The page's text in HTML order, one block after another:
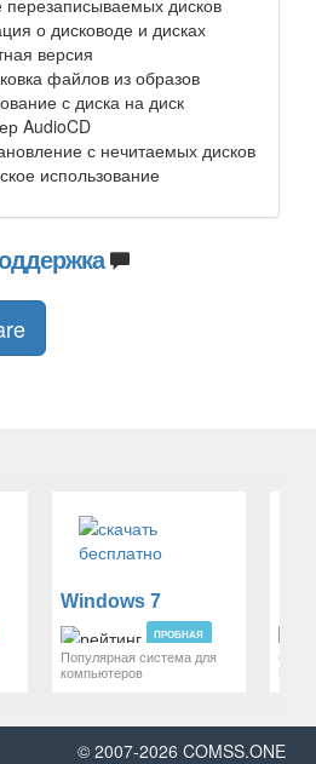
дисков
о дисководе и дисках
версия
файлов из образов
с диска на диск
AudioCD
с нечитаемых дисков
использование
Windows 7
ПРОБНАЯ
Популярная система для
компьютеров
© 2007-2026 COMSS.ONE